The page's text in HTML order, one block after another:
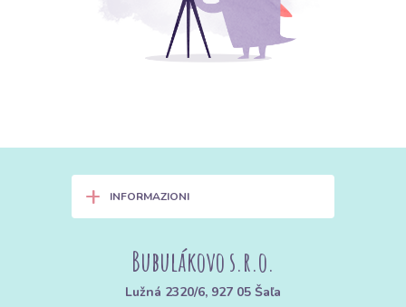
+ INFORMAZIONI
Bubulákovo s.r.o.
Lužná 2320/6, 927 05 Šaľa